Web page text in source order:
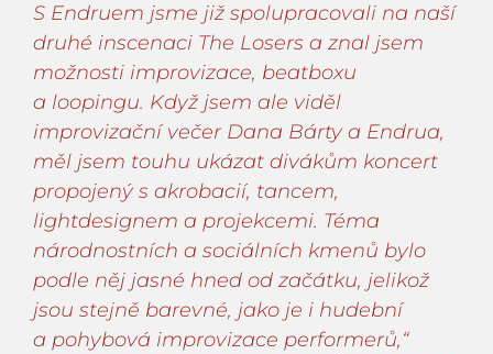
S Endruem jsme již spolupracovali na naší
druhé inscenaci The Losers a znal jsem
možnosti improvizace, beatboxu
a loopingu. Když jsem ale viděl
improvizační večer Dana Bárty a Endrua,
měl jsem touhu ukázat divákům koncert
propojený s akrobacií, tancem,
lightdesignem a projekcemi. Téma
národnostních a sociálních kmenů bylo
podle něj jasné hned od začátku, jelikož
jsou stejně barevné, jako je i hudební
a pohybová improvizace performerů,“